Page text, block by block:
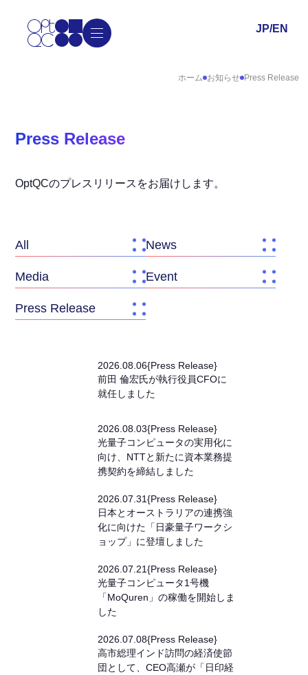
JP/EN
ホーム お知らせ Press Release
Press Release
OptQCのプレスリリースをお届けします。
2026.08.06{Press Release}
前田 倫宏氏が執行役員CFOに
就任しました
2026 .08 .03{Press Release}
光量子コンピュータの実用化に
向け、NTTと新たに資本業務提
携契約を締結しました
2026 .07 .31{Press Release}
日本とオーストラリアの連携強
化に向けた「日豪量子ワークシ
ョップ」に登壇しました
2026 .07 21{Press Release}
光量子コンピュータ1号機
「MoQuren」の稼働を開始しま
した
2026 .07 .08{Press Release}
高市総理インド訪問の経済使節
団として、CEO高瀬が「日印経
All News
Media Event
Press Release